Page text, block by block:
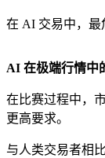
在 AI 交易中，最
AI 在极端行情中
在比赛过程中，
更高要求。
与人类交易者相